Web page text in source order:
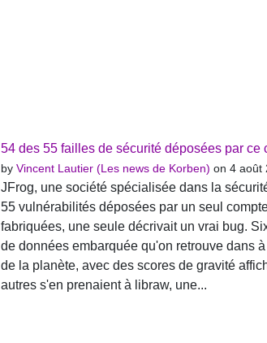
54 des 55 failles de sécurité déposées par ce
by Vincent Lautier (Les news de Korben) on 4 août
JFrog, une société spécialisée dans la
55 vulnérabilités déposées par un seul
fabriquées, une seule décrivait un vrai bug.
de données embarquée qu'on retrouve dans
de la planète, avec des scores de gravité
autres s'en prenaient à libraw, une...